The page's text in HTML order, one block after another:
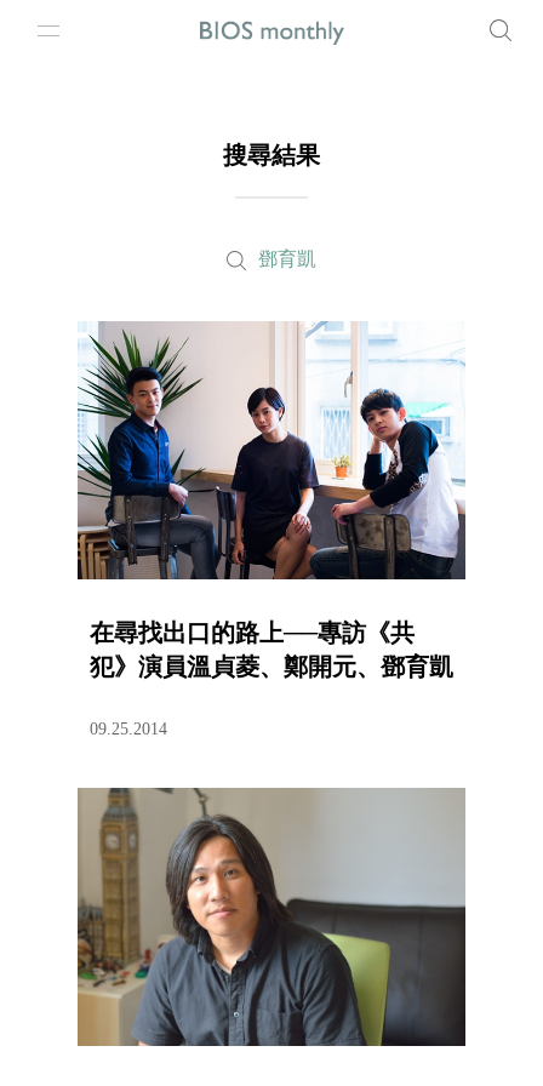
搜尋結果
鄧育凱
在尋找出口的路上──專訪《共
犯》演員溫貞菱、鄭開元、鄧育凱
09.25.2014